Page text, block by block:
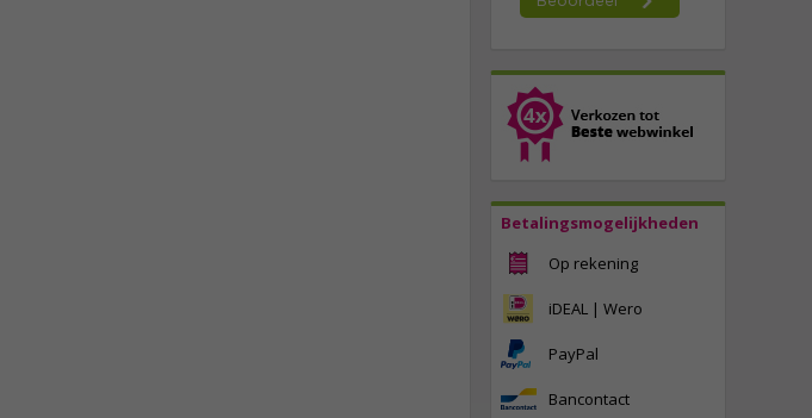
Betalingsmogelijkheden
Op rekening
iDEAL | Wero
PayPal
Bancontact